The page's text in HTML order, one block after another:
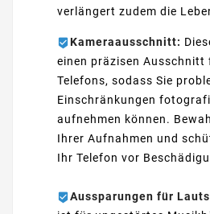
verlängert zudem die
Kameraausschnitt:
einen präzisen Ausschnitt
Telefons, sodass Sie
Einschränkungen
aufnehmen können.
Ihrer Aufnahmen und
Ihr Telefon vor
Aussparungen für